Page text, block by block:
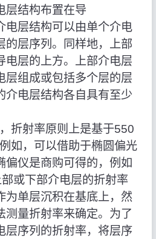
层结构布置在导
电层结构可以由单个介电
的层序列。同样地，上部
电层的上方。上部介电层
层组成或包括多个层的层
介电层结构各自具有至少
折射率原则上是基于550
如，可以借助于椭圆偏光
偏仪是商购可得的，例如
或下部介电层的折射率
为单层沉积在基底上，然
测量折射率来确定。为了
层序列的折射率，将层序